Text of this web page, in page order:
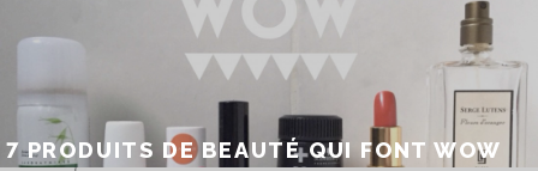
7 PRODUITS DE BEAUTÉ QUI FONT WOW